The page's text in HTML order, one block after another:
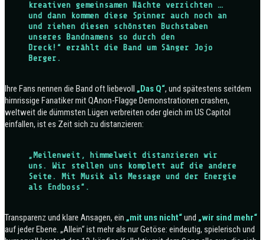
kreativen gemeinsamen Nächte verzichten …
und dann kommen diese Spinner auch noch an
und ziehen diesen schönsten Buchstaben
unseres Bandnamens so durch den
Dreck!“ erzählt die Band um Sänger Jojo
Berger.
Ihre Fans nennen die Band oft liebevoll „Das Q“, und spätestens seitdem
hirnrissige Fanatiker mit QAnon-Flagge Demonstrationen crashen,
weltweit die dümmsten Lügen verbreiten oder gleich im US Capitol
einfallen, ist es Zeit sich zu distanzieren:
„Meilenweit, himmelweit distanzieren wir
uns. Wir stellen uns komplett auf die andere
Seite. Mit Musik als Message und der Energie
als Endboss“.
Transparenz und klare Ansagen, ein „mit uns nicht“und „wir sind mehr“
auf jeder Ebene. „Allein“ ist mehr als nur Getöse: eindeutig, spielerisch und